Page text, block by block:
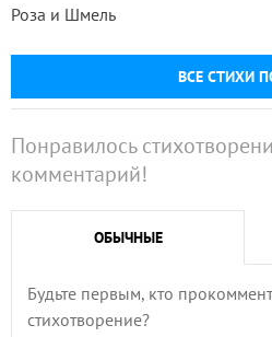
ВСЕ СТИХИ
Роза и Шмель
Понравилось
комментарий!
ОБЫЧНЫЕ
Будьте первым, кто
стихотворение?